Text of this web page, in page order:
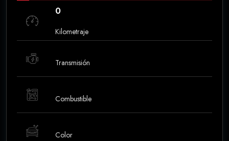
0
Kilometraje
Transmisión
Combustible
Color